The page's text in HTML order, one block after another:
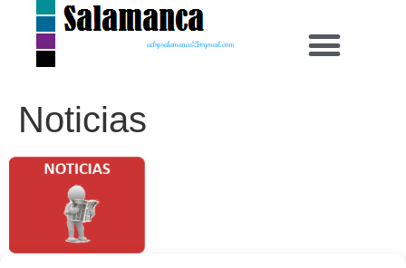
adspsalamanca21@gmail.com
Noticias